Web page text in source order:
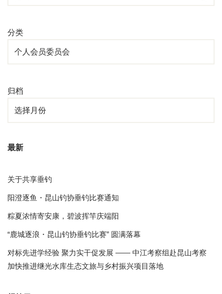
分类
归档
最新
关于共享垂钓
阳澄逐鱼・昆山钓协垂钓比赛通知
粽夏浓情寄安康，碧波挥竿庆端阳
“鹿城逐浪・昆山钓协垂钓比赛” 圆满落幕
对标先进学经验 聚力实干促发展 —— 中江考察组赴昆山考察
加快推进继光水库生态文旅与乡村振兴项目落地